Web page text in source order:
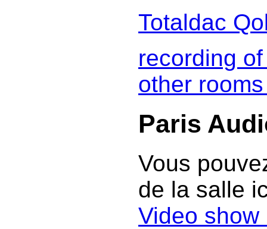
Totaldac
recording
other
Paris
Vous
de la salle
Video show